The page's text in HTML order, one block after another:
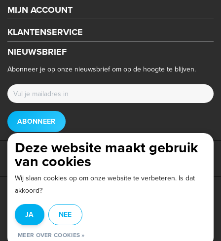
MIJN ACCOUNT
KLANTENSERVICE
NIEUWSBRIEF
Abonneer je op onze nieuwsbrief om op de hoogte te blijven.
ABONNEER
Privacy beleid
© Copyright 2026 - Triathlonwinkel.nl | Realisatie
Beoordeling opWebwinkel Keur
Deze website maakt gebruik
van cookies
Wij slaan cookies op om onze website te verbeteren. Is dat
akkoord?
JA NEE
MEER OVER COOKIES »